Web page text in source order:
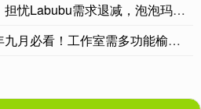
忧Labubu需求退减，泡泡玛特创
必看！工作室需多功能榆木家具？